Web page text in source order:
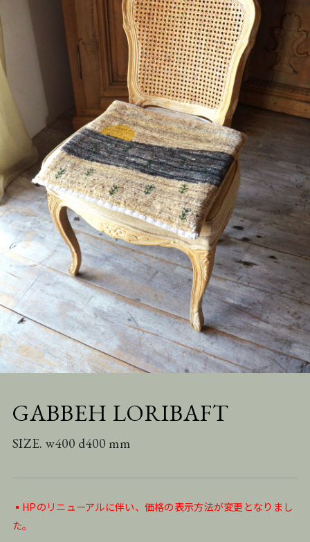
GABBEH LORIBAFT
SIZE. w400 d400 mm
▪️HPのリニューアルに伴い、価格の表示方法が変更となりまし
た。